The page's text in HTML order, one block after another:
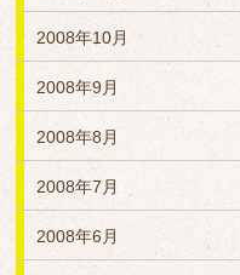
2008年10月
2008年9月
2008年8月
2008年7月
2008年6月